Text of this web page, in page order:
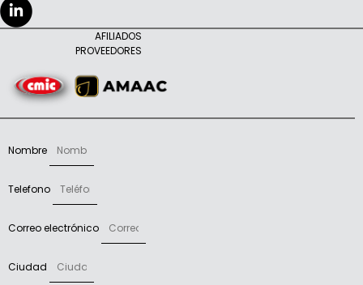
AFILIADOS
PROVEEDORES
Nombre
Telefono
Correo electrónico
Ciudad